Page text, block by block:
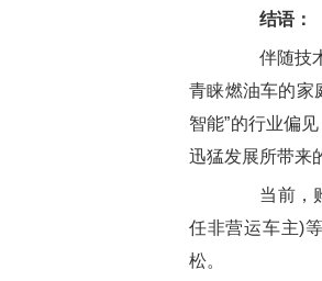
结语：
伴随技术
青睐燃油车的家
智能”的行业偏
迅猛发展所带来
当前，购
任非营运车主)
松。